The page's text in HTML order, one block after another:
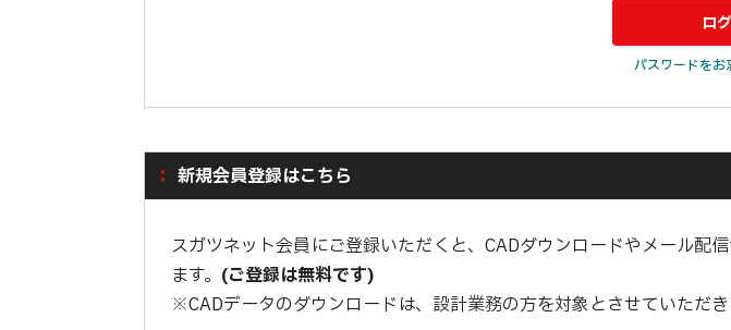
パスワードをお
新規会員登録はこちら
スガツネット会員にご登録いただくと、CADダウンロードやメール配
ます。 (ご登録は無料です)
※CADデータのダウンロードは、設計業務の方を対象とさせていただき